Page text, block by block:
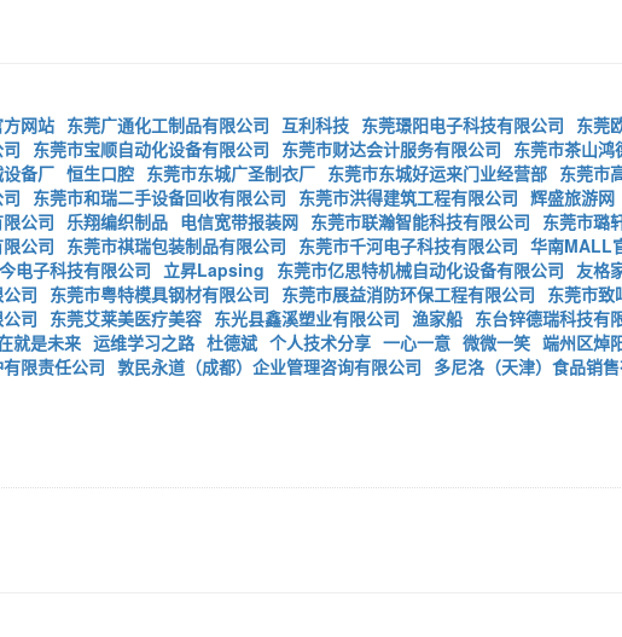
网站 东莞广通化工制品有限公司 互利科技 东莞璟阳电子科技有限公司 东莞
东莞市宝顺自动化设备有限公司 东莞市财达会计服务有限公司 东莞市茶山鸿
备厂 恒生口腔 东莞市东城广圣制衣厂 东莞市东城好运来门业经营部 东莞市
东莞市和瑞二手设备回收有限公司 东莞市洪得建筑工程有限公司 辉盛旅游网
公司 乐翔编织制品 电信宽带报装网 东莞市联瀚智能科技有限公司 东莞市璐
公司 东莞市祺瑞包装制品有限公司 东莞市千河电子科技有限公司 华南MALL
电子科技有限公司 立昇Lapsing 东莞市亿思特机械自动化设备有限公司 友格
司 东莞市粤特模具钢材有限公司 东莞市展益消防环保工程有限公司 东莞市致
司 东莞艾莱美医疗美容 东光县鑫溪塑业有限公司 渔家船 东台锌德瑞科技有
就是未来 运维学习之路 杜德斌 个人技术分享 一心一意 微微一笑 端州区焯
限责任公司 敦民永道（成都）企业管理咨询有限公司 多尼洛（天津）食品销